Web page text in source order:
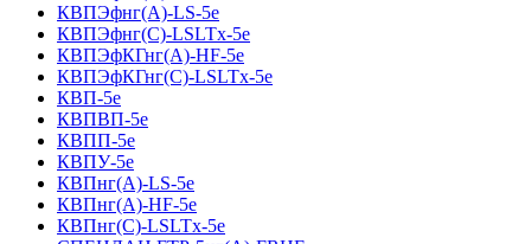
КВПЭфнг(А)-LS-5е
КВПЭфнг(С)-LSLTx-5е
КВПЭфКГнг(А)-HF-5е
КВПЭфКГнг(С)-LSLTx-5е
КВП-5е
КВПВП-5е
КВПП-5е
КВПУ-5е
КВПнг(А)-LS-5е
КВПнг(А)-HF-5е
КВПнг(С)-LSLTx-5е